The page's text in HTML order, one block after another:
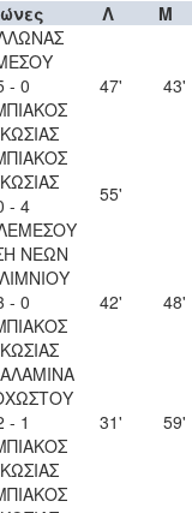
Λ Μ
- 0
47' 43'
- 4
55'
ΝΕΩΝ
- 0
42' 48'
- 1
31' 59'